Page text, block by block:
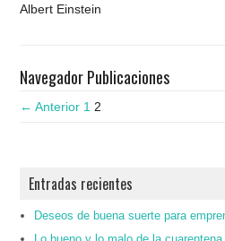
Albert Einstein
Navegador Publicaciones
← Anterior 1 2
Entradas recientes
Deseos de buena suerte para